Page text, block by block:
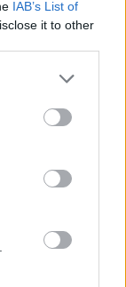
IAB’s List of
it to other